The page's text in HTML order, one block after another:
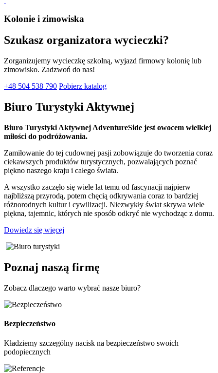
Kolonie i zimowiska
Szukasz organizatora wycieczki?
Zorganizujemy wycieczkę szkolną, wyjazd firmowy kolonię lub
zimowisko. Zadzwoń do nas!
+48 504 538 790 Pobierz katalog
Biuro Turystyki Aktywnej
Biuro Turystyki Aktywnej AdventureSide jest owocem wielkiej
miłości do podróżowania.
Zamiłowanie do tej cudownej pasji zobowiązuje do tworzenia coraz
ciekawszych produktów turystycznych, pozwalających poznać
piękno naszego kraju i całego świata.
A wszystko zaczęło się wiele lat temu od fascynacji najpierw
najbliższą przyrodą, potem chęcią odkrywania coraz to bardziej
różnorodnych kultur i cywilizacji. Niezwykły świat skrywa wiele
piękna, tajemnic, których nie sposób odkryć nie wychodząc z domu.
Dowiedz się więcej
Poznaj naszą firmę
Zobacz dlaczego warto wybrać nasze biuro?
Bezpieczeństwo
Kładziemy szczególny nacisk na bezpieczeństwo swoich
podopiecznych